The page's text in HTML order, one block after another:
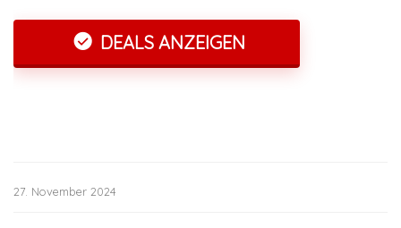
DEALS ANZEIGEN
27. November 2024